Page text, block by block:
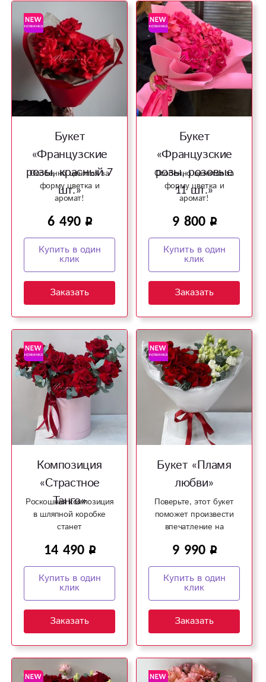
Букет
«Французские
розы, красный 7
шт.»
Особенно ценятся за
форму цветка и
аромат!
6 490
Купить в один
клик
Заказать
Букет
«Французские
розы, розовые
11 шт.»
Особенно ценятся за
форму цветка и
аромат!
9 800
Купить в один
клик
Заказать
Композиция
«Страстное
Танго»
Роскошная композиция
в шляпной коробке
станет
подарком!
14 490
Купить в один
клик
Заказать
Букет «Пламя
любви»
Поверьте, этот букет
поможет произвести
впечатление на
9 990
Купить в один
клик
Заказать